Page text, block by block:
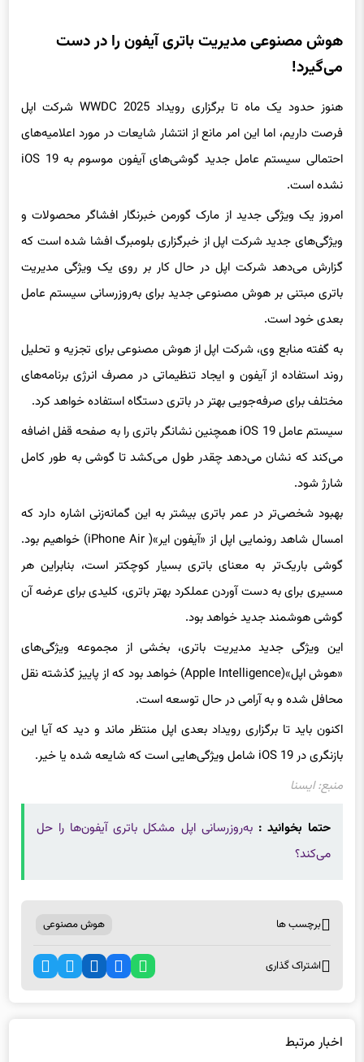
می‌گیرد!
فرصت داریم، اما این امر مانع از انتشار شایعات در مورد اعلامیه‌های
احتمالی سیستم عامل جدید گوشی‌های آیفون موسوم به iOS 19
نشده است.
امروز یک ویژگی جدید از مارک گورمن خبرنگار افشاگر محصولات و
ویژگی‌های جدید شرکت اپل از خبرگزاری بلومبرگ افشا شده است که
گزارش می‌دهد شرکت اپل در حال کار بر روی یک ویژگی مدیریت
باتری مبتنی بر هوش مصنوعی جدید برای به‌روزرسانی سیستم عامل
بعدی خود است.
به گفته منابع وی، شرکت اپل از هوش مصنوعی برای تجزیه و تحلیل
روند استفاده از آیفون و ایجاد تنظیماتی در مصرف انرژی برنامه‌های
مختلف برای صرفه‌جویی بهتر در باتری دستگاه استفاده خواهد کرد.
سیستم عامل iOS 19 همچنین نشانگر باتری را به صفحه قفل اضافه
می‌کند که نشان می‌دهد چقدر طول می‌کشد تا گوشی به طور کامل
شارژ شود.
بهبود شخصی‌تر در عمر باتری بیشتر به این گمانه‌زنی اشاره دارد که
امسال شاهد رونمایی اپل از «آیفون ایر»( iPhone Air) خواهیم بود.
گوشی باریک‌تر به معنای باتری بسیار کوچکتر است، بنابراین هر
مسیری برای به دست آوردن عملکرد بهتر باتری، کلیدی برای عرضه آن
گوشی هوشمند جدید خواهد بود.
این ویژگی جدید مدیریت باتری، بخشی از مجموعه ویژگی‌های
«هوش اپل»(Apple Intelligence) خواهد بود که از پاییز گذشته نقل
محافل شده و به آرامی در حال توسعه است.
اکنون باید تا برگزاری رویداد بعدی اپل منتظر ماند و دید که آیا این
بازنگری در iOS 19 شامل ویژگی‌هایی است که شایعه شده یا خیر.
منبع: ایسنا
می‌کند؟